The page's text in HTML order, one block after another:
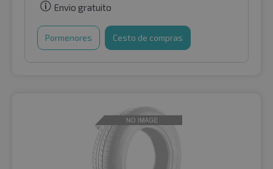
Envio gratuito
Pormenores Cesto de compras